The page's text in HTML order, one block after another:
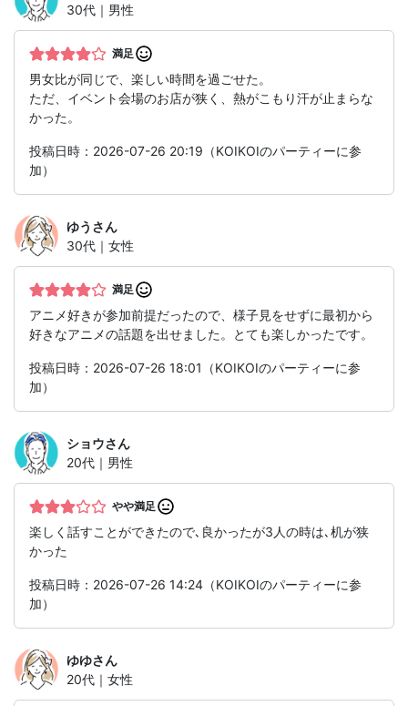
30代｜男性
満足
男女比が同じで、楽しい時間を過ごせた。
ただ、イベント会場のお店が狭く、熱がこもり汗が止まらな
かった。
投稿日時：2026-07-26 20:19（KOIKOIのパーティーに参
加）
ゆう さん
30代｜女性
満足
アニメ好きが参加前提だったので、様子見をせずに最初から
好きなアニメの話題を出せました。とても楽しかったです。
投稿日時：2026-07-26 18:01（KOIKOIのパーティーに参
加）
ショウさん
20代｜男性
やや満足
楽しく話すことができたので､良かったが3人の時は､机が狭
かった
投稿日時：2026-07-26 14:24（KOIKOIのパーティーに参
加）
ゆゆさん
20代｜女性